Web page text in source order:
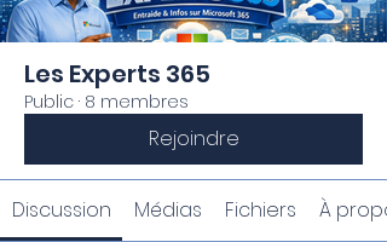
Les Experts 365
Public · 8 membres
Rejoindre
Discussion Médias Fichiers À